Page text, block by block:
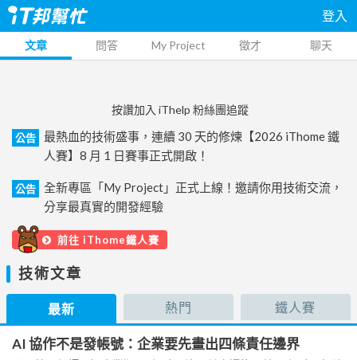
登入
文章 問答 My Project 徵才 聊天
按讚加入 iThelp 粉絲團追蹤
公告
最熱血的技術盛事，連續 30 天的修煉【2026 iThome 鐵
人賽】8 月 1 日賽事正式開啟！
公告
全新專區「My Project」正式上線！邀請你用技術交流，
分享最真實的開發經驗
前往 iThome鐵人賽
技術文章
最新 熱門 鐵人賽
AI 協作不是發帳號：企業要先畫出四條責任邊界